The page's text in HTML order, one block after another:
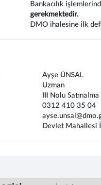
Bankacılık
gerekmektedir.
DMO ihalesine ilk
Ayşe ÜNSAL
Uzman
III Nolu
0312 410 35 04
Devlet Mahallesi